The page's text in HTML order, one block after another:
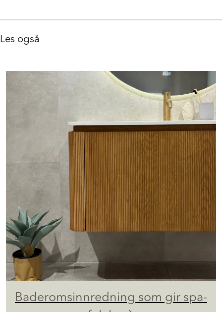
Les også
Baderomsinnredning som gir spa-